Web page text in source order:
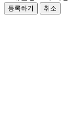
등록하기 취소